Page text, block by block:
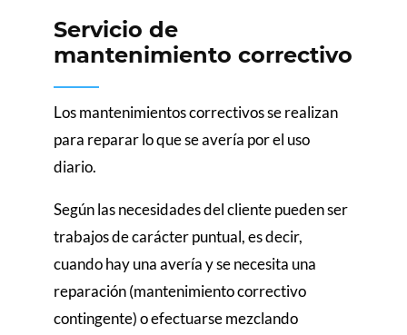
Servicio de
mantenimiento correctivo
Los mantenimientos correctivos se realizan
para reparar lo que se avería por el uso
diario.
Según las necesidades del cliente pueden ser
trabajos de carácter puntual, es decir,
cuando hay una avería y se necesita una
reparación (mantenimiento correctivo
contingente) o efectuarse mezclando